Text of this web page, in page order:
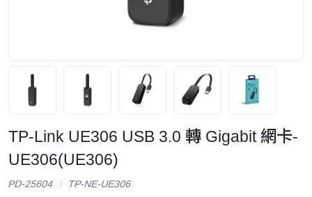
TP-Link UE306 USB 3.0 轉 Gigabit 網卡-
UE306(UE306)
PD-25604
TP-NE-UE306